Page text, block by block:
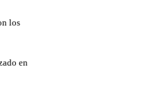
los
en